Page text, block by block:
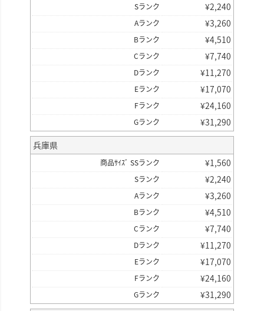
Sランク ¥2,240
Aランク ¥3,260
Bランク ¥4,510
Cランク ¥7,740
Dランク ¥11,270
Eランク ¥17,070
Fランク ¥24,160
Gランク ¥31,290
兵庫県
商品ｻｲｽﾞ SSランク ¥1,560
Sランク ¥2,240
Aランク ¥3,260
Bランク ¥4,510
Cランク ¥7,740
Dランク ¥11,270
Eランク ¥17,070
Fランク ¥24,160
Gランク ¥31,290